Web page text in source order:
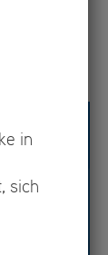
in
sich